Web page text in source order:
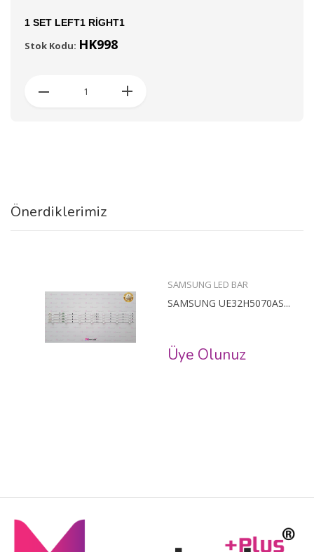
1 SET LEFT1 RİGHT1
Stok Kodu: HK998
Önerdiklerimiz
SAMSUNG LED BAR
SAMSUNG UE32H5070AS...
Üye Olunuz